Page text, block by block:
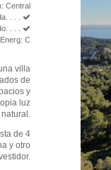
Central
. . .
. . .
C
villa
de
y
luz
natural.
de 4
y otro